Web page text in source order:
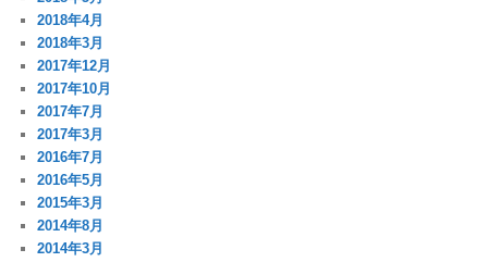
2018年4月
2018年3月
2017年12月
2017年10月
2017年7月
2017年3月
2016年7月
2016年5月
2015年3月
2014年8月
2014年3月